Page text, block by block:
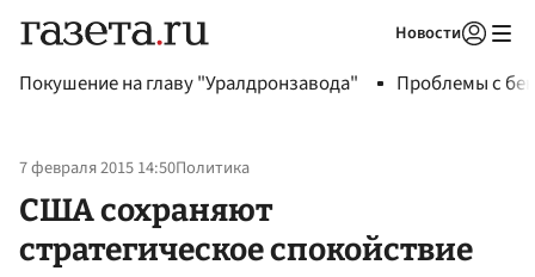
Новости
Покушение на главу "Уралдронзавода" Проблемы с
7 февраля 2015 14:50Политика
США сохраняют
стратегическое спокойствие